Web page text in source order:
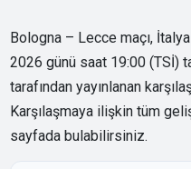
Bologna – Lecce maçı,
2026 günü saat 19:00 (TSİ)
tarafından yayınlanan
Karşılaşmaya ilişkin tüm
sayfada bulabilirsiniz.